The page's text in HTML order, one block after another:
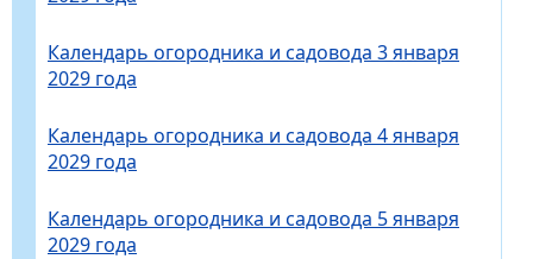
Календарь огородника и садовода 3 января
2029 года
Календарь огородника и садовода 4 января
2029 года
Календарь огородника и садовода 5 января
2029 года